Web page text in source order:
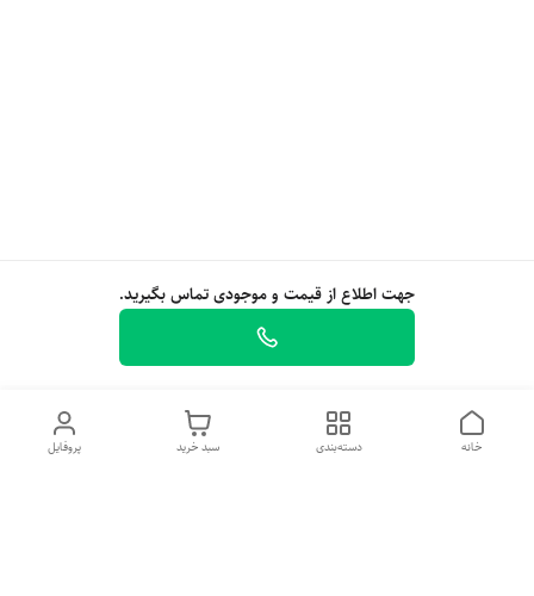
جهت اطلاع از قیمت و موجودی تماس بگیرید.
پروفایل سبد خرید دسته‌بندی خانه